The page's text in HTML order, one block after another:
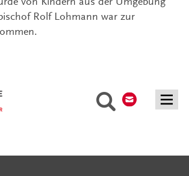
Suche
Rolf Lohmann war zur